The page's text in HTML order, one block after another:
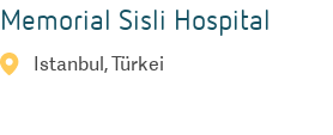
Memorial Sisli Hospital
Istanbul, Türkei